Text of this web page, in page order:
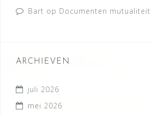
Bart op Documenten mutualiteit
ARCHIEVEN
juli 2026
mei 2026